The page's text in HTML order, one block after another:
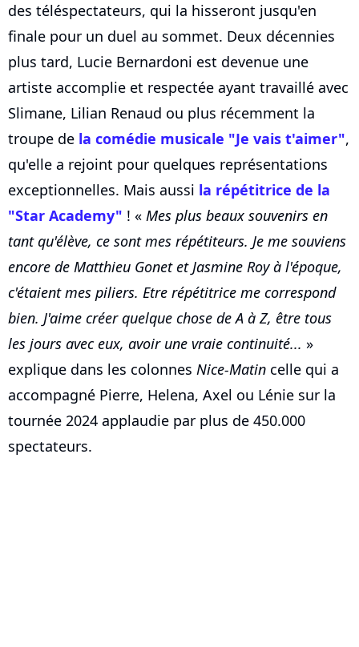
des téléspectateurs, qui la hisseront jusqu'en
finale pour un duel au sommet. Deux décennies
plus tard, Lucie Bernardoni est devenue une
artiste accomplie et respectée ayant travaillé avec
Slimane, Lilian Renaud ou plus récemment la
troupe de la comédie musicale "Je vais t'aimer",
qu'elle a rejoint pour quelques représentations
exceptionnelles. Mais aussi la répétitrice de la
"Star Academy" ! « Mes plus beaux souvenirs en
tant qu'élève, ce sont mes répétiteurs. Je me souviens
encore de Matthieu Gonet et Jasmine Roy à l'époque,
c'étaient mes piliers. Etre répétitrice me correspond
bien. J'aime créer quelque chose de A à Z, être tous
les jours avec eux, avoir une vraie continuité... »
explique dans les colonnes Nice-Matin celle qui a
accompagné Pierre, Helena, Axel ou Lénie sur la
tournée 2024 applaudie par plus de 450.000
spectateurs.